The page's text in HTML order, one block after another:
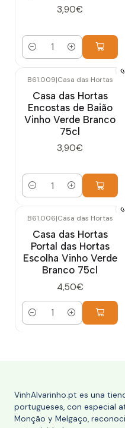
3,90€
Cantidad
B61.009|Casa das Hortas
Casa das Hortas
Encostas de Baião
Vinho Verde Branco
75cl
3,90€
Cantidad
B61.006|Casa das Hortas
Casa das Hortas
Portal das Hortas
Escolha Vinho Verde
Branco 75cl
4,50€
Cantidad
VinhAlvarinho.pt es una
portugueses, con especial
Monção y Melgaço,